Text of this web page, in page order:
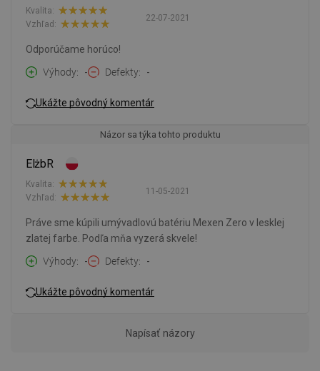
22-07-2021
Kvalita:
Vzhľad:
Odporúčame horúco!
Výhody
- Defekty -
Ukážte pôvodný komentár
Názor sa týka tohto produktu
ElżbR
11-05-2021
Kvalita:
Vzhľad:
Práve sme kúpili umývadlovú batériu Mexen Zero v lesklej
zlatej farbe. Podľa mňa vyzerá skvele!
Výhody
- Defekty -
Ukážte pôvodný komentár
Napísať názory